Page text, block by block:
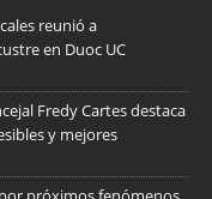
reunió a
en Duoc UC
Fredy Cartes destaca
y mejores